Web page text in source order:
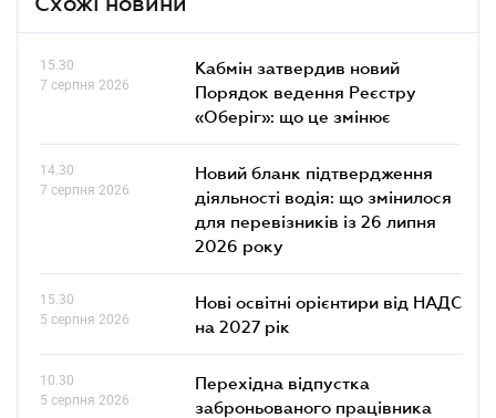
15.30
7 серпня 2026
Кабмін затвердив новий
Порядок ведення Реєстру
«Оберіг»: що це змінює
14.30
7 серпня 2026
Новий бланк підтвердження
діяльності водія: що змінилося
для перевізників із 26 липня
2026 року
15.30
5 серпня 2026
Нові освітні орієнтири від НАДС
на 2027 рік
10.30
5 серпня 2026
Перехідна відпустка
заброньованого працівника